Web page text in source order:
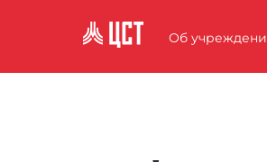
Об
АНТИКОРРУПЦИЯ